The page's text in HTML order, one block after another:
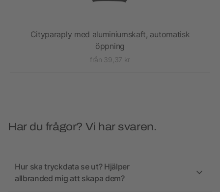
Cityparaply med aluminiumskaft, automatisk
öppning
från 39,37 kr
Har du frågor? Vi har svaren.
Hur ska tryckdata se ut? Hjälper
allbranded mig att skapa dem?